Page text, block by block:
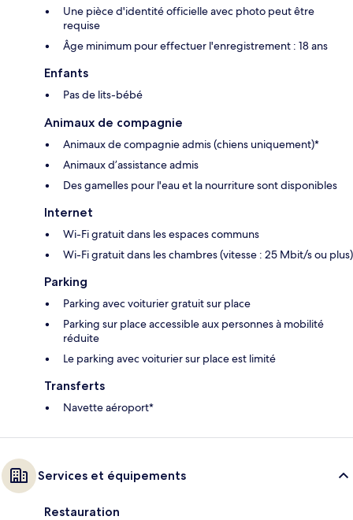
Une pièce d'identité officielle avec photo peut être
requise
Âge minimum pour effectuer l'enregistrement : 18 ans
Enfants
Pas de lits-bébé
Animaux de compagnie
Animaux de compagnie admis (chiens uniquement)*
Animaux d’assistance admis
Des gamelles pour l'eau et la nourriture sont disponibles
Internet
Wi-Fi gratuit dans les espaces communs
Wi-Fi gratuit dans les chambres (vitesse : 25 Mbit/s ou plus)
Parking
Parking avec voiturier gratuit sur place
Parking sur place accessible aux personnes à mobilité
réduite
Le parking avec voiturier sur place est limité
Transferts
Navette aéroport*
Services et équipements
Restauration